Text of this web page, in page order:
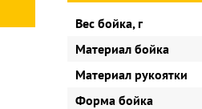
Вес бойка, г
Материал бойка
Материал рукоятки
Форма бойка